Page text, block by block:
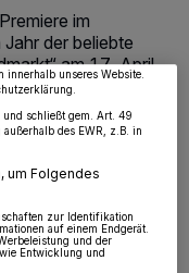
im
der beliebte
am 17. April
Inhalte und Anzeigen
dieses Menü jederzeit
Ihre Einwilligung zu
Ablehnen am unteren
innerhalb unseres Website.
schließt gem. Art. 49
des EWR, z.B. in
um Folgendes
zur Identifikation
auf einem Endgerät.
und der
Entwicklung und